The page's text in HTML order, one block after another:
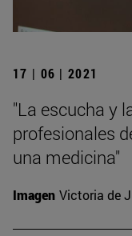
17 | 06 | 2021
"La escucha y
profesionales
una medicina"
Imagen Victoria de